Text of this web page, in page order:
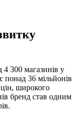
300 магазинів у
понад 36 мільйонів
широкого
бренд став одним